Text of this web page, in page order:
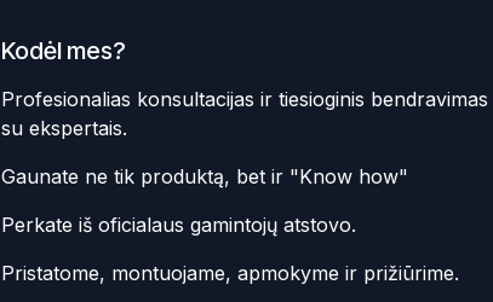
Kodėl mes?
Profesionalias konsultacijas ir tiesioginis bendravimas
su ekspertais.
Gaunate ne tik produktą, bet ir "Know how"
Perkate iš oficialaus gamintojų atstovo.
Pristatome, montuojame, apmokyme ir prižiūrime.